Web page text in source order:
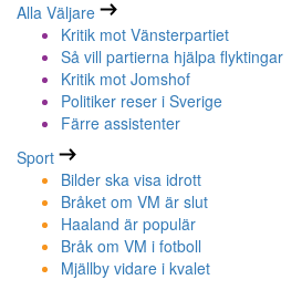
Alla Väljare
Kritik mot Vänsterpartiet
Så vill partierna hjälpa flyktingar
Kritik mot Jomshof
Politiker reser i Sverige
Färre assistenter
Sport
Bilder ska visa idrott
Bråket om VM är slut
Haaland är populär
Bråk om VM i fotboll
Mjällby vidare i kvalet